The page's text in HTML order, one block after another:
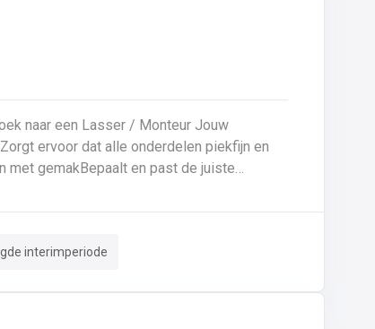
een Lasser / Monteur Jouw
met gemakBepaalt en past de juiste
basis voor elk project
interimperiode